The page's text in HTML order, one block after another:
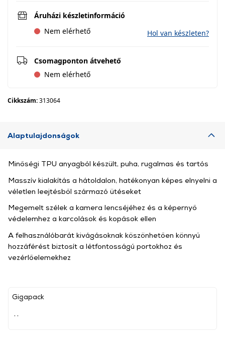
Áruházi készletinformáció
Nem elérhető
Hol van készleten?
Csomagponton átvehető
Nem elérhető
Cikkszám:313064
Alaptulajdonságok
Gigapack
Minőségi TPU anyagból készült, puha, rugalmas és tartós
Masszív kialakítás a hátoldalon, hatékonyan képes elnyelni a
véletlen leejtésből származó ütéseket
Megemelt szélek a kamera lencséjéhez és a képernyő
védelemhez a karcolások és kopások ellen
A felhasználóbarát kivágásoknak köszönhetően könnyű
hozzáférést biztosít a létfontosságú portokhoz és
vezérlőelemekhez